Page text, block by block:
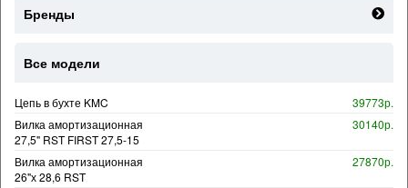
Бренды
Все модели
Цепь в бухте KMC
39773р.
Вилка амортизационная
27,5" RST FIRST 27,5-15
30140р.
Вилка амортизационная
26"х 28,6 RST
27870р.